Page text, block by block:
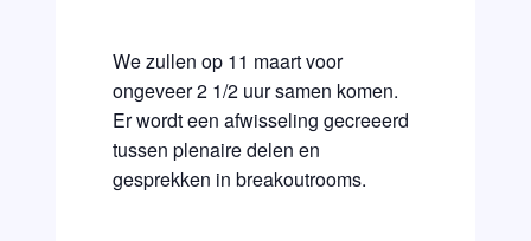
We zullen op 11 maart voor
ongeveer 2 1/2 uur samen komen.
Er wordt een afwisseling gecreeerd
tussen plenaire delen en
gesprekken in breakoutrooms.